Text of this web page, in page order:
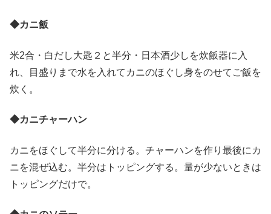
◆カニ飯
米2合・白だし大匙２と半分・日本酒少しを炊飯器に入
れ、目盛りまで水を入れてカニのほぐし身をのせてご飯を
炊く。
◆カニチャーハン
カニをほぐして半分に分ける。チャーハンを作り最後にカ
ニを混ぜ込む。半分はトッピングする。量が少ないときは
トッピングだけで。